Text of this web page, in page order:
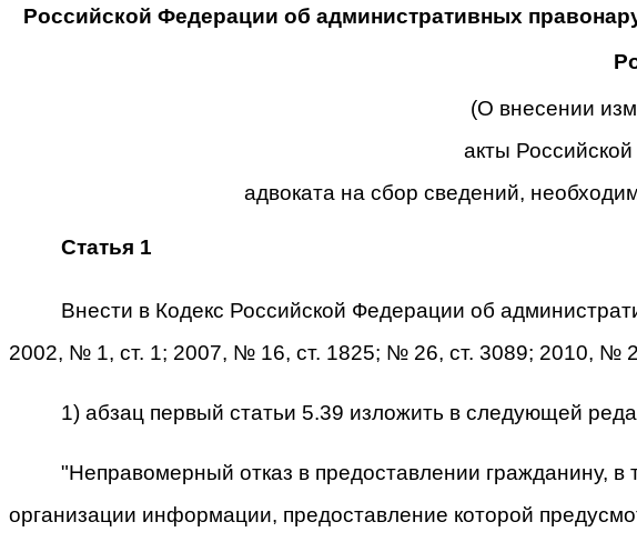
Российской Федерации об административных
(О внесении
акты
адвоката на сбор сведений,
Статья 1
Внести в Кодекс Российской Федерации об
2002, № 1, ст. 1; 2007, № 16, ст. 1825; № 26, ст. 3089; 2010, №
1) абзац первый статьи 5.39 изложить в следующей
"Неправомерный отказ в предоставлении гражданину, в
организации информации, предоставление которой